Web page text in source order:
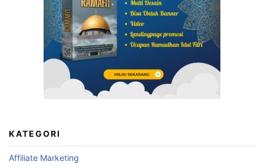
KATEGORI
Affiliate Marketing